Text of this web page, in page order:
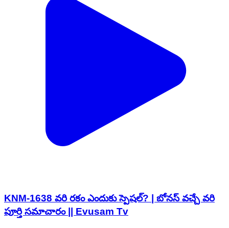
KNM-1638 వరి రకం ఎందుకు స్పెషల్? | బోనస్ వచ్చే వరి
పూర్తి సమాచారం || Evusam Tv